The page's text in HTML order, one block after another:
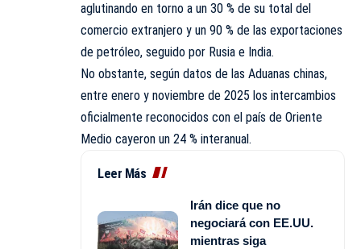
aglutinando en torno a un 30 % de su total del
comercio extranjero y un 90 % de las exportaciones
de petróleo, seguido por Rusia e India.
No obstante, según datos de las Aduanas chinas,
entre enero y noviembre de 2025 los intercambios
oficialmente reconocidos con el país de Oriente
Medio cayeron un 24 % interanual.
Leer Más
Irán dice que no
negociará con EE.UU.
mientras siga